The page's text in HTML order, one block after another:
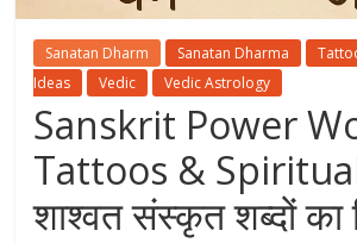
Sanatan Dharm Sanatan Dharma
Ideas
Vedic Vedic Astrology
Sanskrit Power
Tattoos &
शाश्वत संस्कृत शब्दों का